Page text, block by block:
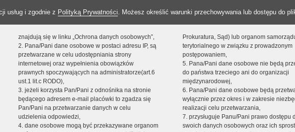
usług i zgodnie z Polityką Prywatności. Możesz określić warunki przechowywania lub dostępu do
znajdują się w linku „Ochrona danych osobowych”,
2. Pana/Pani dane osobowe w postaci adresu IP, są
przetwarzane w celu udostępniania strony
internetowej oraz wypełnienia obowiązków
prawnych spoczywających na administratorze(art.6
ust.1 lit.c RODO),
3. jeżeli korzysta Pan/Pani z odnośnika na stronie
będącego adresem e-mail placówki to zgadza się
Pan/Pani na przetwarzanie danych w celu
udzielenia odpowiedzi,
4. dane osobowe mogą być przekazywane organom
Prokuratura, Sąd) lub organom
terytorialnego w związku z prowadzonym
postępowaniem,
5. Pana/Pani dane osobowe nie będą
do państwa trzeciego ani do organizacji
międzynarodowej,
6. Pana/Pani dane osobowe będą
wyłącznie przez okres i w zakresie
realizacji celu przetwarzania,
7. przysługuje Panu/Pani prawo dostępu
swoich danych osobowych oraz ich